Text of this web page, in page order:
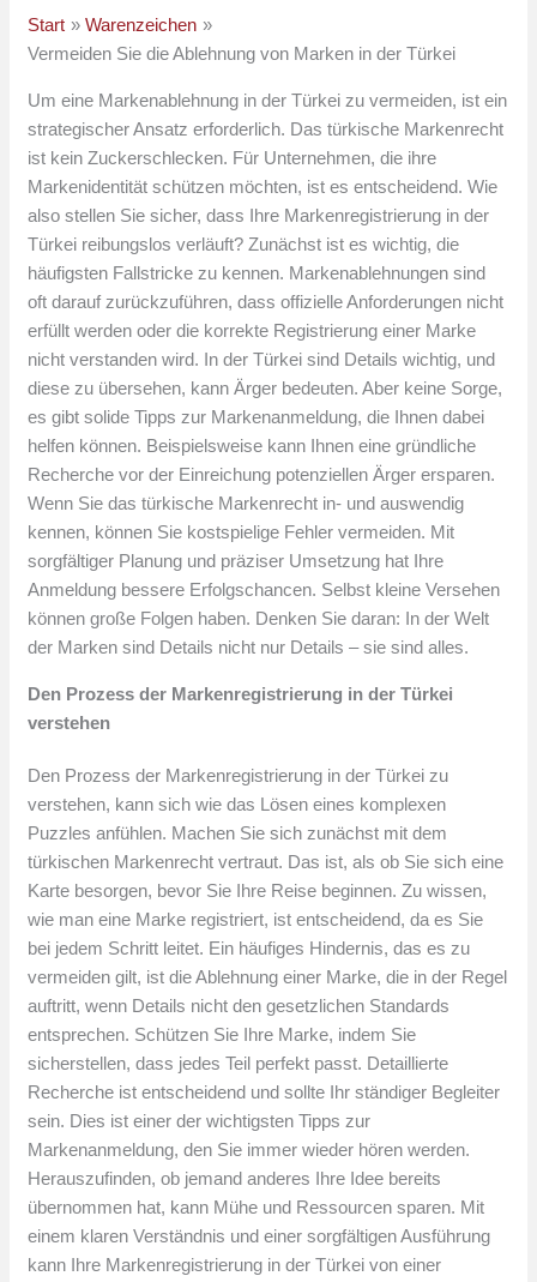
Start
Warenzeichen
Vermeiden Sie die Ablehnung von Marken in der Türkei
Um eine Markenablehnung in der Türkei zu vermeiden, ist ein
strategischer Ansatz erforderlich. Das türkische Markenrecht
ist kein Zuckerschlecken. Für Unternehmen, die ihre
Markenidentität schützen möchten, ist es entscheidend. Wie
also stellen Sie sicher, dass Ihre Markenregistrierung in der
Türkei reibungslos verläuft? Zunächst ist es wichtig, die
häufigsten Fallstricke zu kennen. Markenablehnungen sind
oft darauf zurückzuführen, dass offizielle Anforderungen nicht
erfüllt werden oder die korrekte Registrierung einer Marke
nicht verstanden wird. In der Türkei sind Details wichtig, und
diese zu übersehen, kann Ärger bedeuten. Aber keine Sorge,
es gibt solide Tipps zur Markenanmeldung, die Ihnen dabei
helfen können. Beispielsweise kann Ihnen eine gründliche
Recherche vor der Einreichung potenziellen Ärger ersparen.
Wenn Sie das türkische Markenrecht in- und auswendig
kennen, können Sie kostspielige Fehler vermeiden. Mit
sorgfältiger Planung und präziser Umsetzung hat Ihre
Anmeldung bessere Erfolgschancen. Selbst kleine Versehen
können große Folgen haben. Denken Sie daran: In der Welt
der Marken sind Details nicht nur Details – sie sind alles.
Den Prozess der Markenregistrierung in der Türkei
verstehen
Den Prozess der Markenregistrierung in der Türkei zu
verstehen, kann sich wie das Lösen eines komplexen
Puzzles anfühlen. Machen Sie sich zunächst mit dem
türkischen Markenrecht vertraut. Das ist, als ob Sie sich eine
Karte besorgen, bevor Sie Ihre Reise beginnen. Zu wissen,
wie man eine Marke registriert, ist entscheidend, da es Sie
bei jedem Schritt leitet. Ein häufiges Hindernis, das es zu
vermeiden gilt, ist die Ablehnung einer Marke, die in der Regel
auftritt, wenn Details nicht den gesetzlichen Standards
entsprechen. Schützen Sie Ihre Marke, indem Sie
sicherstellen, dass jedes Teil perfekt passt. Detaillierte
Recherche ist entscheidend und sollte Ihr ständiger Begleiter
sein. Dies ist einer der wichtigsten Tipps zur
Markenanmeldung, den Sie immer wieder hören werden.
Herauszufinden, ob jemand anderes Ihre Idee bereits
übernommen hat, kann Mühe und Ressourcen sparen. Mit
einem klaren Verständnis und einer sorgfältigen Ausführung
kann Ihre Markenregistrierung in der Türkei von einer